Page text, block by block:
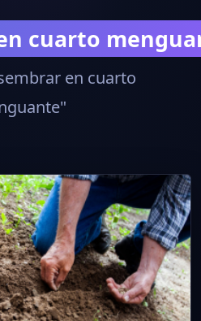
cuarto
en cuarto